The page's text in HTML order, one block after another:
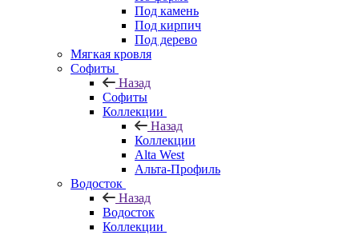
Под камень
Под кирпич
Под дерево
Мягкая кровля
Софиты
Назад
Софиты
Коллекции
Назад
Коллекции
Alta West
Альта-Профиль
Водосток
Назад
Водосток
Коллекции